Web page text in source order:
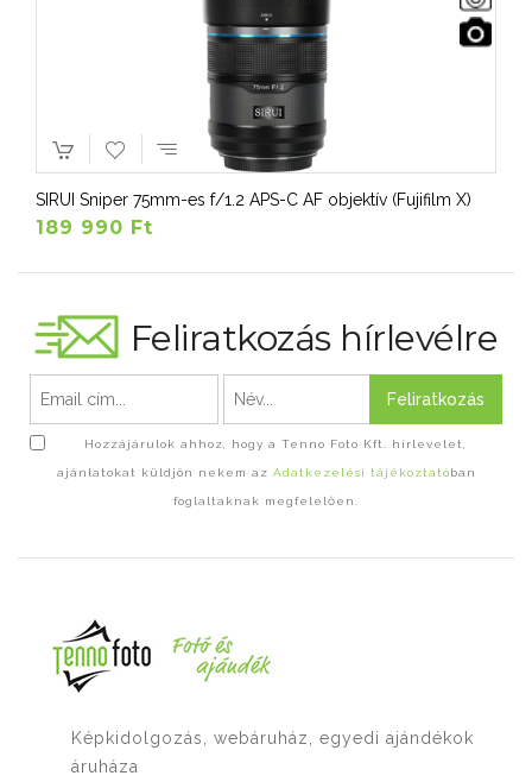
SIRUI Sniper 75mm-es f/1.2 APS-C AF objektív (Fujifilm X)
189 990 Ft
Feliratkozás hírlevélre
Feliratkozás
Hozzájárulok ahhoz, hogy a Tenno Foto Kft. hírlevelet,
ajánlatokat küldjön nekem az Adatkezelési tájékoztatóban
foglaltaknak megfelelően.
Képkidolgozás, webáruház, egyedi ajándékok
áruháza